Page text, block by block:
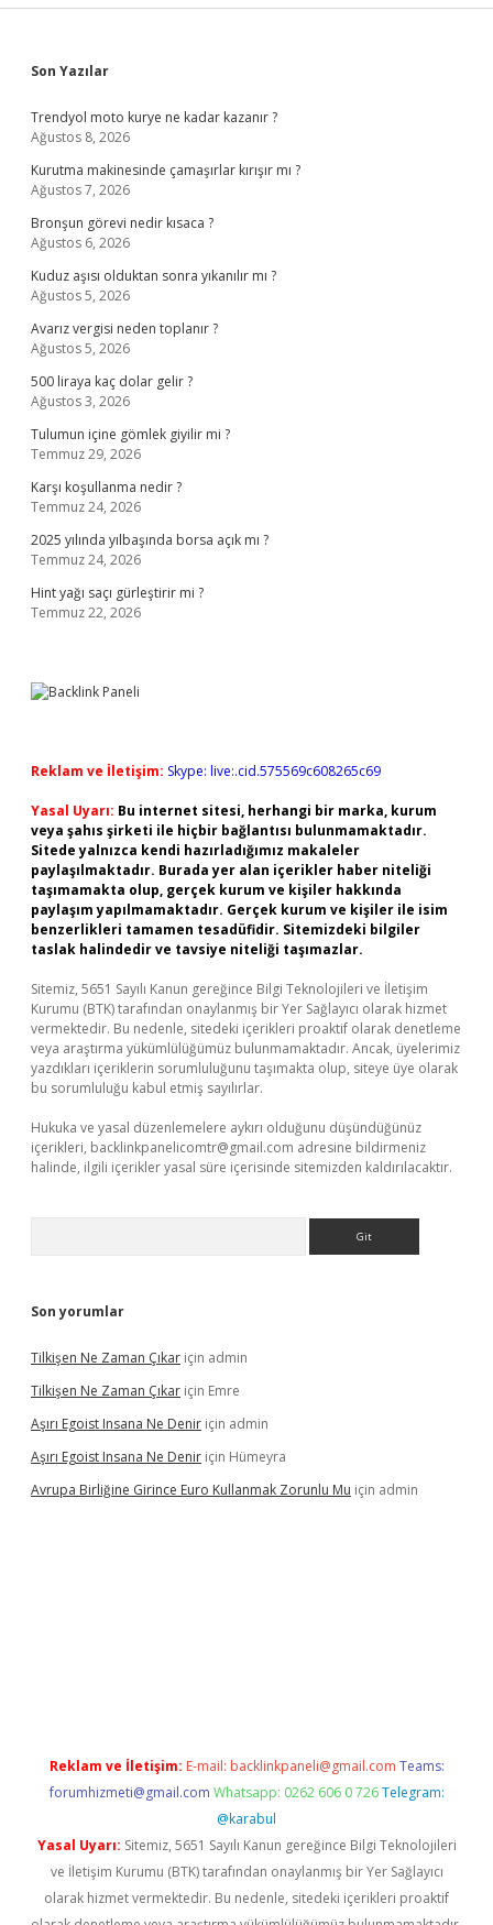
Sidebar
Son Yazılar
Trendyol moto kurye ne kadar kazanır ?
Ağustos 8, 2026
Kurutma makinesinde çamaşırlar kırışır mı ?
Ağustos 7, 2026
Bronşun görevi nedir kısaca ?
Ağustos 6, 2026
Kuduz aşısı olduktan sonra yıkanılır mı ?
Ağustos 5, 2026
Avarız vergisi neden toplanır ?
Ağustos 5, 2026
500 liraya kaç dolar gelir ?
Ağustos 3, 2026
Tulumun içine gömlek giyilir mi ?
Temmuz 29, 2026
Karşı koşullanma nedir ?
Temmuz 24, 2026
2025 yılında yılbaşında borsa açık mı ?
Temmuz 24, 2026
Hint yağı saçı gürleştirir mi ?
Temmuz 22, 2026
Reklam ve İletişim: Skype: live:.cid.575569c608265c69
Yasal Uyarı: Bu internet sitesi, herhangi bir marka, kurum
veya şahıs şirketi ile hiçbir bağlantısı bulunmamaktadır.
Sitede yalnızca kendi hazırladığımız makaleler
paylaşılmaktadır. Burada yer alan içerikler haber niteliği
taşımamakta olup, gerçek kurum ve kişiler hakkında
paylaşım yapılmamaktadır. Gerçek kurum ve kişiler ile isim
benzerlikleri tamamen tesadüfidir. Sitemizdeki bilgiler
taslak halindedir ve tavsiye niteliği taşımazlar.
Sitemiz, 5651 Sayılı Kanun gereğince Bilgi Teknolojileri ve İletişim
Kurumu (BTK) tarafından onaylanmış bir Yer Sağlayıcı olarak hizmet
vermektedir. Bu nedenle, sitedeki içerikleri proaktif olarak denetleme
veya araştırma yükümlülüğümüz bulunmamaktadır. Ancak, üyelerimiz
yazdıkları içeriklerin sorumluluğunu taşımakta olup, siteye üye olarak
bu sorumluluğu kabul etmiş sayılırlar.
Hukuka ve yasal düzenlemelere aykırı olduğunu düşündüğünüz
içerikleri, backlinkpanelicomtr@gmail.com adresine bildirmeniz
halinde, ilgili içerikler yasal süre içerisinde sitemizden kaldırılacaktır.
Son yorumlar
Tilkişen Ne Zaman Çıkar için admin
Tilkişen Ne Zaman Çıkar için Emre
Aşırı Egoist Insana Ne Denir için admin
Aşırı Egoist Insana Ne Denir için Hümeyra
Avrupa Birliğine Girince Euro Kullanmak Zorunlu Mu için admin
Reklam ve İletişim: E-mail: backlinkpaneli@gmail.com Teams:
forumhizmeti@gmail.com Whatsapp: 0262 606 0 726 Telegram:
@karabul
Yasal Uyarı: Sitemiz, 5651 Sayılı Kanun gereğince Bilgi Teknolojileri
ve İletişim Kurumu (BTK) tarafından onaylanmış bir Yer Sağlayıcı
olarak hizmet vermektedir. Bu nedenle, sitedeki içerikleri proaktif